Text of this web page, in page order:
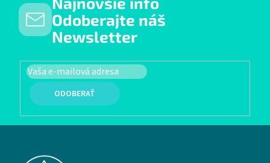
Odoberajte náš
Newsletter
PRIHLÁSIŤ SA